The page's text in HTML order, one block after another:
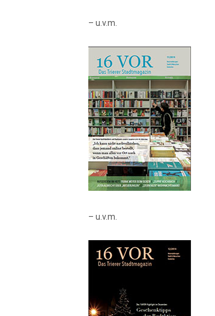
– u.v.m.
– u.v.m.